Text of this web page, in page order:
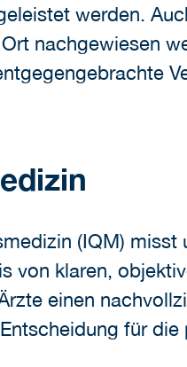
werden.
nachgewiesen
(IQM)
von klaren,
einen
für die